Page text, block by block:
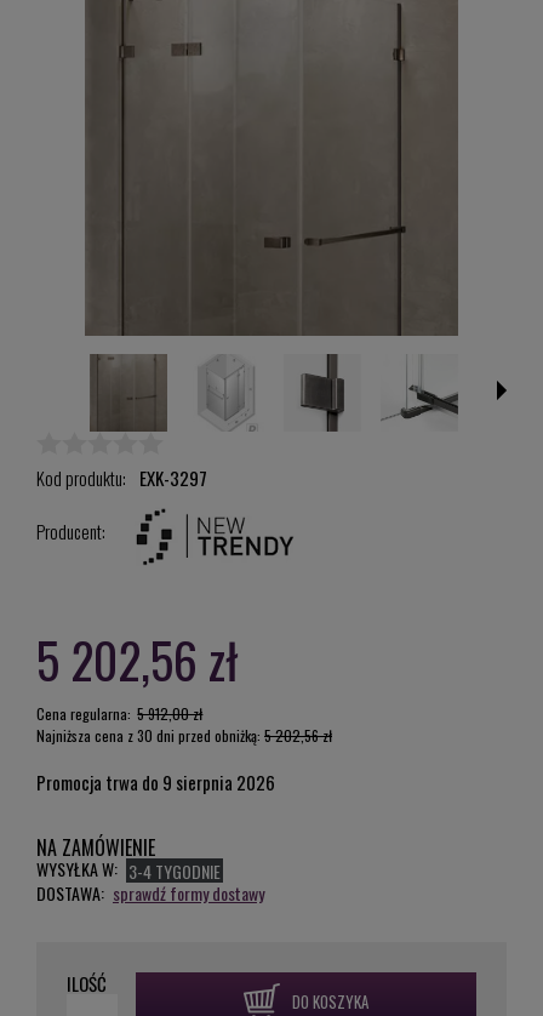
Kod produktu: EXK-3297
Producent:
5 202,56 zł
Cena regularna: 5 912,00 zł
Najniższa cena z 30 dni przed obniżką: 5 202,56 zł
Promocja trwa do 9 sierpnia 2026
NA ZAMÓWIENIE
WYSYŁKA W: 3-4 TYGODNIE
DOSTAWA: sprawdź formy dostawy
ILOŚĆ
DO KOSZYKA